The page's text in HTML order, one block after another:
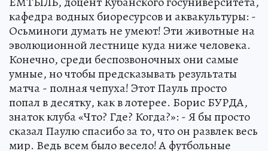
кафедра водных биоресурсов и аквакультуры: -
Осьминоги думать не умеют! Эти животные нa
эволюционной лестнице куда ниже человека.
Конечно, среди беспозвоночных они самые
умные, но чтобы предсказывать результаты
матча - полная чепуха! Этот Пауль просто
попал в десятку, как в лотерее. Борис БУРДА,
знаток клуба «Что? Где? Когда?»: - Я бы просто
сказал Паулю спасибо за то, что он развлек весь
мир. Ведь всем было весело! А футбольные